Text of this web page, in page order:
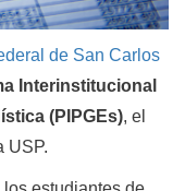
de San Carlos
Interinstitucional
(PIPGEs), el
USP.